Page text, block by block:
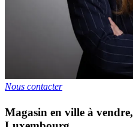
Nous contacter
Magasin en ville à vendre,